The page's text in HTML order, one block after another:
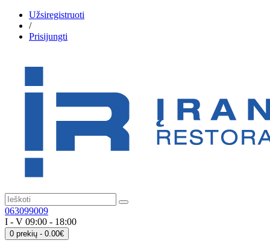
Užsiregistruoti
/
Prisijungti
063099009
I - V 09:00 - 18:00
0 prekių - 0.00€